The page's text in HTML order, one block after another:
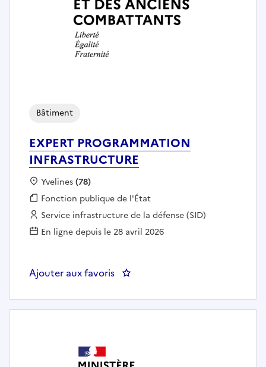
EXPERT PROGRAMMATION
INFRASTRUCTURE
Bâtiment
Localisation :
Yvelines(78)
Fonction publique :
Fonction publique de l'État
Employeur :
Service infrastructure de la défense (SID)
En ligne depuis le 28 avril 2026
Ajouter aux favoris : EXPERT PROGRAMMATION